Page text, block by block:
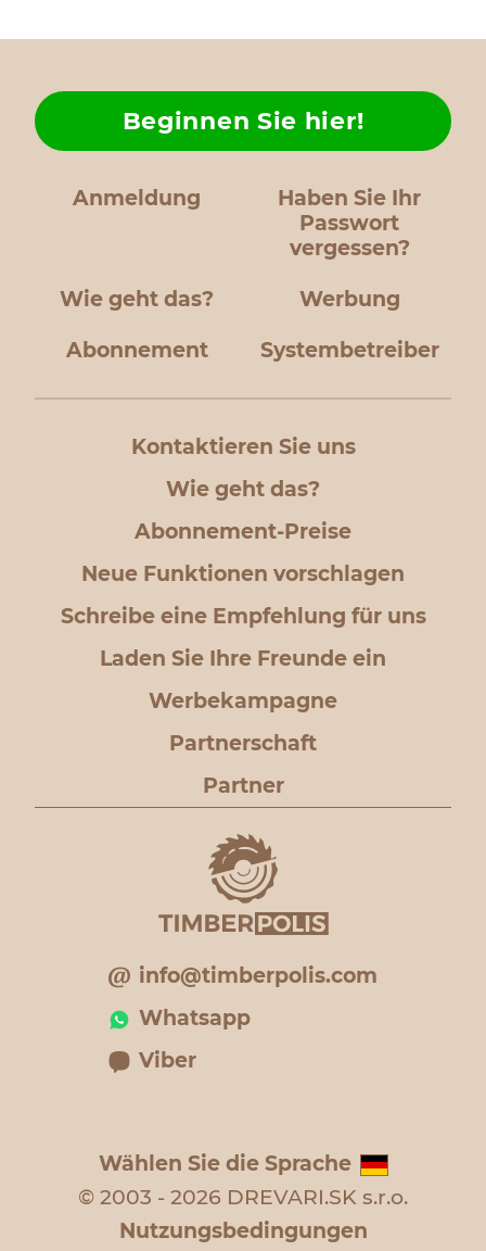
Anmeldung
Haben Sie Ihr
Passwort
vergessen?
Wie geht das?
Beginnen Sie hier!
Werbung
Abonnement Systembetreiber
Kontaktieren Sie uns
Wie geht das?
Abonnement-Preise
Neue Funktionen vorschlagen
Schreibe eine Empfehlung für uns
Laden Sie Ihre Freunde ein
Werbekampagne
Partnerschaft
Partner
info@timberpolis.com
Whatsapp
Viber
Wählen Sie die Sprache
© 2003 - 2026 DREVARI.SK s.r.o.
Nutzungsbedingungen